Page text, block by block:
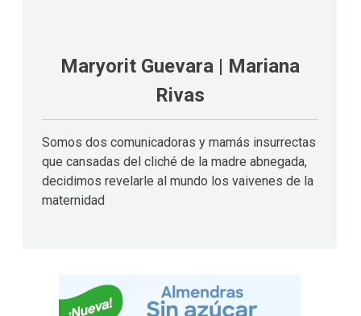
Maryorit Guevara | Mariana
Rivas
Somos dos comunicadoras y mamás insurrectas
que cansadas del cliché de la madre abnegada,
decidimos revelarle al mundo los vaivenes de la
maternidad